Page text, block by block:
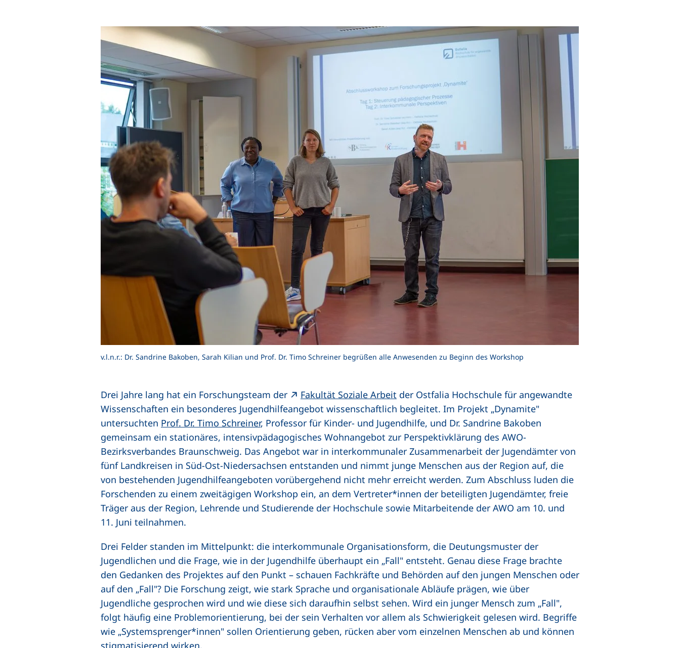
v.l.n.r.: Dr. Sandrine Bakoben, Sarah Kilian und Prof. Dr. Timo Schreiner begrüßen alle Anwesenden zu Beginn des Workshop
Drei Jahre lang hat ein Forschungsteam der Fakultät Soziale Arbeit (externer Link, öffnet neues Fenster)
der Ostfalia Hochschule für angewandte
Wissenschaften ein besonderes Jugendhilfeangebot wissenschaftlich begleitet. Im Projekt „Dynamite"
untersuchten Prof. Dr. Timo Schreiner, Professor für Kinder- und Jugendhilfe, und Dr. Sandrine Bakoben
gemeinsam ein stationäres, intensivpädagogisches Wohnangebot zur Perspektivklärung des AWO-
Bezirksverbandes Braunschweig. Das Angebot war in interkommunaler Zusammenarbeit der Jugendämter von
fünf Landkreisen in Süd-Ost-Niedersachsen entstanden und nimmt junge Menschen aus der Region auf, die
von bestehenden Jugendhilfeangeboten vorübergehend nicht mehr erreicht werden. Zum Abschluss luden die
Forschenden zu einem zweitägigen Workshop ein, an dem Vertreter*innen der beteiligten Jugendämter, freie
Träger aus der Region, Lehrende und Studierende der Hochschule sowie Mitarbeitende der AWO am 10. und
11. Juni teilnahmen.
Drei Felder standen im Mittelpunkt: die interkommunale Organisationsform, die Deutungsmuster der
Jugendlichen und die Frage, wie in der Jugendhilfe überhaupt ein „Fall" entsteht. Genau diese Frage brachte
den Gedanken des Projektes auf den Punkt – schauen Fachkräfte und Behörden auf den jungen Menschen oder
auf den „Fall"? Die Forschung zeigt, wie stark Sprache und organisationale Abläufe prägen, wie über
Jugendliche gesprochen wird und wie diese sich daraufhin selbst sehen. Wird ein junger Mensch zum „Fall",
folgt häufig eine Problemorientierung, bei der sein Verhalten vor allem als Schwierigkeit gelesen wird. Begriffe
wie „Systemsprenger*innen" sollen Orientierung geben, rücken aber vom einzelnen Menschen ab und können
stigmatisierend wirken.